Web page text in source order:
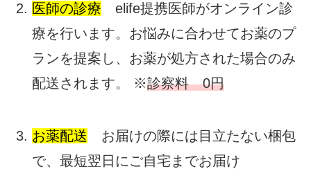
医師の診療 elife提携医師がオンライン診
療を行います。お悩みに合わせてお薬のプ
ランを提案し、お薬が処方された場合のみ
配送されます。 ※診察料 0円
お薬配送 お届けの際には目立たない梱包
で、最短翌日にご自宅までお届け